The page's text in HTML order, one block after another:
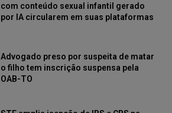
com conteúdo sexual infantil gerado
por IA circularem em suas plataformas
Advogado preso por suspeita de matar
o filho tem inscrição suspensa pela
OAB-TO